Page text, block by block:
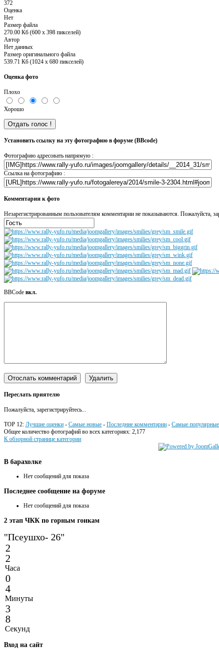
372
Оценка
Нет
Размер файла
270.00 Кб (600 x 398 пикселей)
Автор
Нет данных
Размер оригинального файла
539.71 Кб (1024 x 680 пикселей)
Оценка фото
Плохо
Хорошо
Установить ссылку на эту фотографию в форуме (BBcode)
Фотографию адресовать напрямую :
Ссылка на фотографию :
Комментарии к фото
Незарегистрированным пользователям комментарии не показываются. Пожалуйста,
BBCode вкл.
Переслать приятелю
Пожалуйста, зарегистрируйтесь...
TOP 12: Лучшие оценки - Самые новые - Последние комментарии - Самые популярные
Общее количество фотографий во всех категориях: 2,177
К обзорной странице категории
В барахолке
Нет сообщений для показа
Последнее сообщение на форуме
Нет сообщений для показа
2 этап ЧКК по горным гонкам
"Псеушхо- 26"
2
2
Часа
0
4
Минуты
3
8
Секунд
Вход на сайт